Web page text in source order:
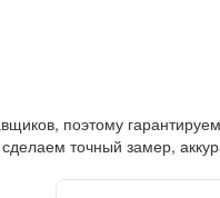
поэтому гарантируем
точный замер,